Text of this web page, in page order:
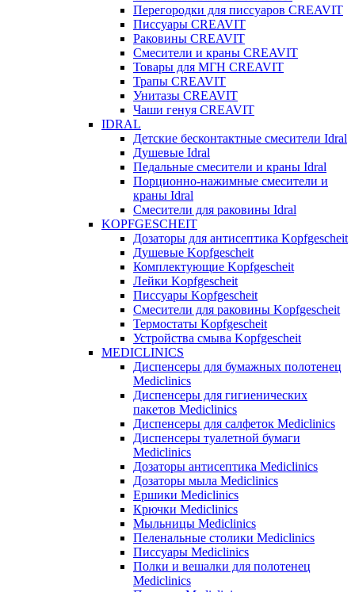
Перегородки для писсуаров CREAVIT
Писсуары CREAVIT
Раковины CREAVIT
Смесители и краны CREAVIT
Товары для МГН CREAVIT
Трапы CREAVIT
Унитазы CREAVIT
Чаши генуя CREAVIT
IDRAL
Детские бесконтактные смесители Idral
Душевые Idral
Педальные смесители и краны Idral
Порционно-нажимные смесители и
краны Idral
Смеcители для раковины Idral
KOPFGESCHEIT
Дозаторы для антисептика Kopfgescheit
Душевые Kopfgescheit
Комплектующие Kopfgescheit
Лейки Kopfgescheit
Писсуары Kopfgescheit
Смесители для раковины Kopfgescheit
Термостаты Kopfgescheit
Устройства смыва Kopfgescheit
MEDICLINICS
Диспенсеры для бумажных полотенец
Mediclinics
Диспенсеры для гигиенических
пакетов Mediclinics
Диспенсеры для салфеток Mediclinics
Диспенсеры туалетной бумаги
Mediclinics
Дозаторы антисептика Mediclinics
Дозаторы мыла Mediclinics
Ершики Mediclinics
Крючки Mediclinics
Мыльницы Mediclinics
Пеленальные столики Mediclinics
Писсуары Mediclinics
Полки и вешалки для полотенец
Mediclinics